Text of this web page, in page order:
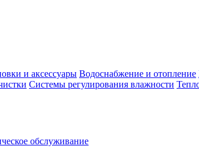
и аксессуары Водоснабжение и отопление
Системы регулирования влажности
обслуживание